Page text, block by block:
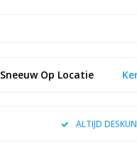
Sneeuw Op Locatie
ALTIJD